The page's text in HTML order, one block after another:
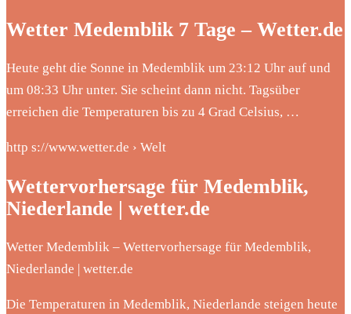
Wetter Medemblik 7 Tage – Wetter.de
Heute geht die Sonne in Medemblik um 23:12 Uhr auf und
um 08:33 Uhr unter. Sie scheint dann nicht. Tagsüber
erreichen die Temperaturen bis zu 4 Grad Celsius, …
http s://www.wetter.de › Welt
Wettervorhersage für Medemblik,
Niederlande | wetter.de
Wetter Medemblik – Wettervorhersage für Medemblik,
Niederlande | wetter.de
Die Temperaturen in Medemblik, Niederlande steigen heute